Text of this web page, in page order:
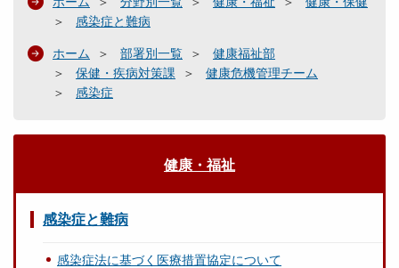
感染症と難病
ホーム 部署別一覧
健康福祉部
保健・疾病対策課
健康危機管理チーム
感染症
健康・福祉
感染症と難病
感染症法に基づく医療措置協定について